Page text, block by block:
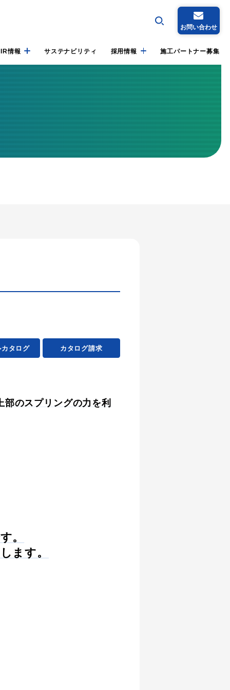
お問い合わせ
IR情報 サステナビリティ 採用情報 施工パートナー募集
タログ カタログ請求
のスプリングの力を利
。
ます。